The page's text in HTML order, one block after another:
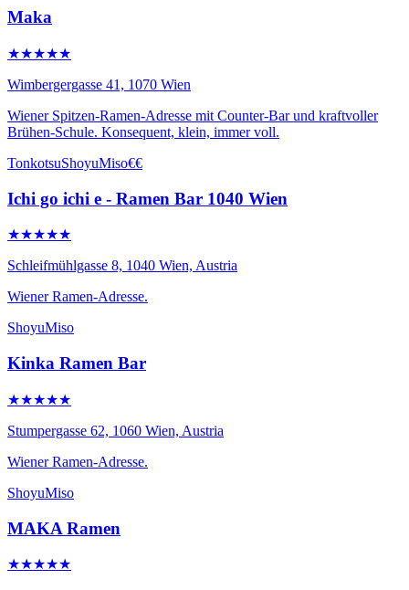
Maka
★★★★★
Wimbergergasse 41, 1070 Wien
Wiener Spitzen-Ramen-Adresse mit Counter-Bar und kraftvoller
Brühen-Schule. Konsequent, klein, immer voll.
TonkotsuShoyuMiso€€
Ichi go ichi e - Ramen Bar 1040 Wien
★★★★★
Schleifmühlgasse 8, 1040 Wien, Austria
Wiener Ramen-Adresse.
ShoyuMiso
Kinka Ramen Bar
★★★★★
Stumpergasse 62, 1060 Wien, Austria
Wiener Ramen-Adresse.
ShoyuMiso
MAKA Ramen
★★★★★